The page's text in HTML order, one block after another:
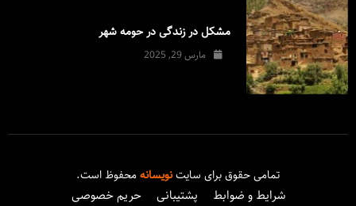
مشکل در زندگی در حومه شهر
مارس 29, 2025
تمامی حقوق برای سایتنویسانهمحفوظ است.
شرایط و ضوابط پشتیبانی حریم خصوصی